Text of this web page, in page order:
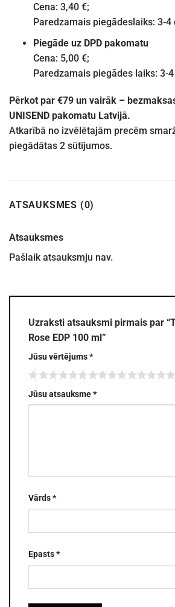
Cena: 3,40 €;
Paredzamais piegādeslaiks: 3-4
Piegāde uz DPD pakomatu
Cena: 5,00 €;
Paredzamais piegādes laiks: 3-
Pērkot par €79 un vairāk –
UNISEND pakomatu Latvijā.
Atkarībā no izvēlētajām precēm
piegādātas 2 sūtījumos.
ATSAUKSMES (0)
Atsauksmes
Pašlaik atsauksmju nav.
Uzraksti atsauksmi pirmais par
Rose EDP 100 ml”
Jūsu vērtējums*
Jūsu atsauksme*
Vārds*
Epasts*